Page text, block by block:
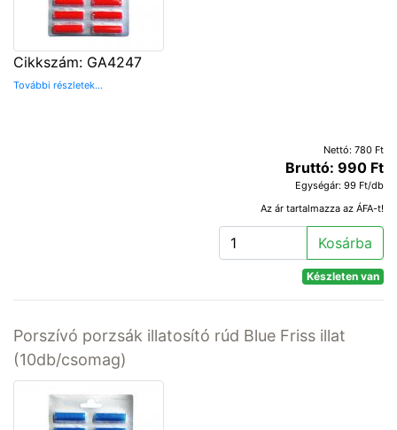
Cikkszám: GA4247
További részletek...
Nettó: 780 Ft
Bruttó: 990 Ft
Egységár: 99 Ft/db
Az ár tartalmazza az ÁFA-t!
Kosárba
Készleten van
Porszívó porzsák illatosító rúd Blue Friss illat
(10db/csomag)